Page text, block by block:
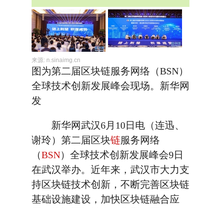
来源: n.sinaimg.cn
图为第二届区块链服务网络（BSN）
全球技术创新发展峰会现场。新华网
发
新华网武汉6月10日电（连迅、
谢玲）第二届区块链服务网络
（BSN）全球技术创新发展峰会9日
在武汉举办。近年来，武汉市大力支
持区块链技术创新，不断完善区块链
基础设施建设，加快区块链融合应